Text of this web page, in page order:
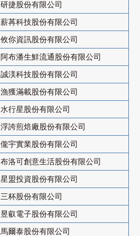
研捷股份有限公司
薪苒科技股份有限公司
攸你資訊股份有限公司
阿布潘生鮮流通股份有限公司
誠渼科技股份有限公司
漁獲滿載股份有限公司
水行星股份有限公司
浮誇煎焙廠股份有限公司
儱宇實業股份有限公司
布洛可創意生活股份有限公司
星盟投資股份有限公司
三杯股份有限公司
昱叡電子股份有限公司
馬爾泰股份有限公司